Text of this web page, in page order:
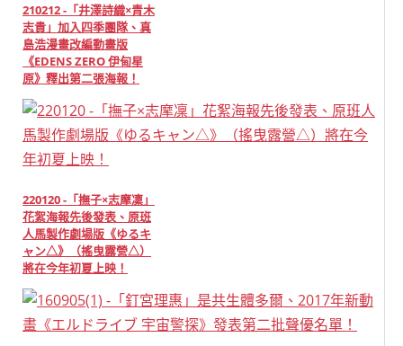
210212 -「井澤詩織×青木
志貴」加入四季團隊、真
島浩漫畫改編動畫版
《EDENS ZERO 伊甸星
原》釋出第二張海報！
220120 -「撫子×志摩凜」
花絮海報先後發表、原班
人馬製作劇場版《ゆるキ
ャン△》（搖曳露營△）
將在今年初夏上映！